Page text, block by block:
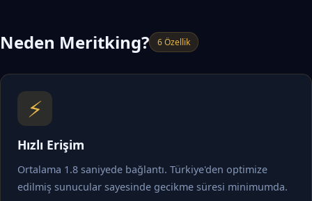
Neden Meritking? 6 Özellik
⚡
Hızlı Erişim
Ortalama 1.8 saniyede bağlantı. Türkiye'den optimize
edilmiş sunucular sayesinde gecikme süresi minimumda.